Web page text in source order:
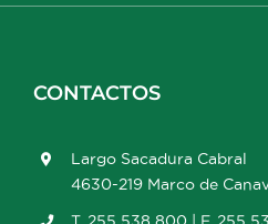
CONTACTOS
Largo Sacadura Cabral
4630-219 Marco de